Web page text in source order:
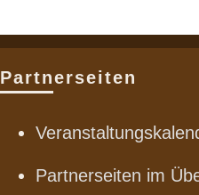
Partnerseiten
Partnerseiten im